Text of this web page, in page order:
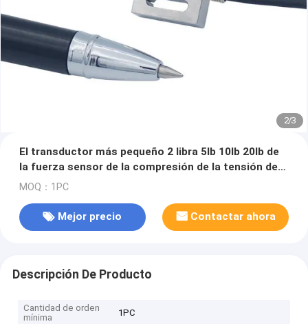
2/3
El transductor más pequeño 2 libra 5lb 10lb 20lb de
la fuerza sensor de la compresión de la tensión de
50 libras
MOQ：1PC
Mejor precio Contactar ahora
Descripción De Producto
Cantidad de orden
mínima
1PC